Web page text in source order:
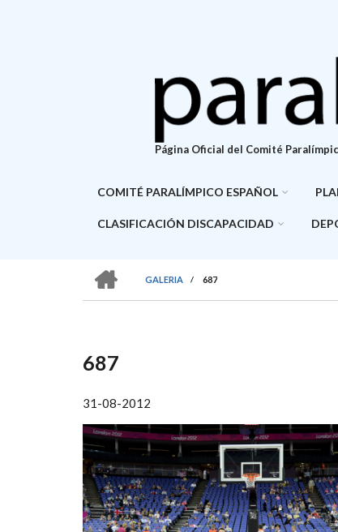
Página Oficial del Comité
COMITÉ PARALÍMPICO ESPAÑOL
CLASIFICACIÓN DISCAPACIDAD
SOBRESCRIBIR
DE
AYUDA
A
LA
NAVEGACIÓN
GALERIA
/ 687
687
31-08-2012